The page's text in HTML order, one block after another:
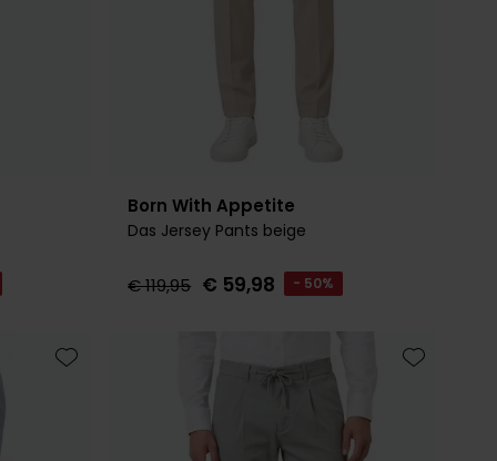
Born With Appetite
Das Jersey Pants beige
€ 119,95 € 59,98 - 50%
Toevoegen aan favorieten